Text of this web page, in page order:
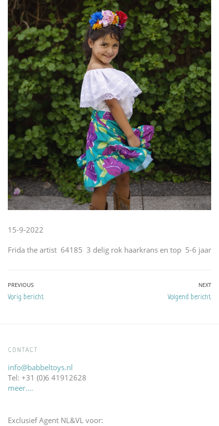
15-9-2022
Frida the artist 64185 3 delig rok haarkrans en top 5-6 jaar
Bericht
navigatie
PREVIOUS
Previous
Vorig bericht
NEXT
Next
Volgend bericht
CONTACT
info@babbeltoys.nl
Tel: +31 (0)6 41912628
meer….
Exclusief Agent NL&VL voor: